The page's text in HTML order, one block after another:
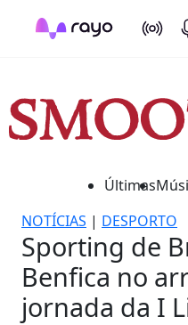
On Air
Últimas
NOTÍCIAS | DESPORTO
Sporting de
Benfica no
jornada da I